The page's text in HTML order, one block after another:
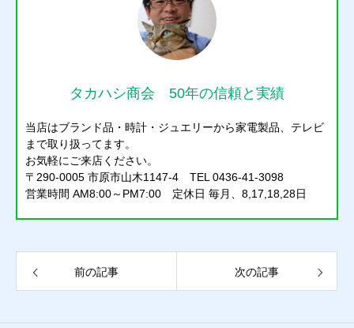
買取り
販売
タカハシ商会 50年の信頼と実績
当店はブランド品・時計・ジュエリーから家電製品、テレビ
まで取り扱ってます。
お気軽にご来店ください。
〒290-0005 市原市山木1147-4 TEL 0436-41-3098
営業時間 AM8:00～PM7:00 定休日 毎月、8,17,18,28日
前の記事 次の記事